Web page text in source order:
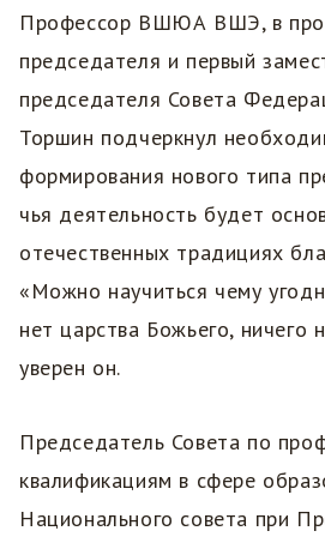
Профессор ВШЮА ВШЭ, в
председателя и первый
председателя Совета
Торшин подчеркнул
формирования нового типа
чья деятельность будет
отечественных традициях
«Можно научиться чему
нет царства Божьего, ничего
уверен он.
Председатель Совета по
квалификациям в сфере
Национального совета при